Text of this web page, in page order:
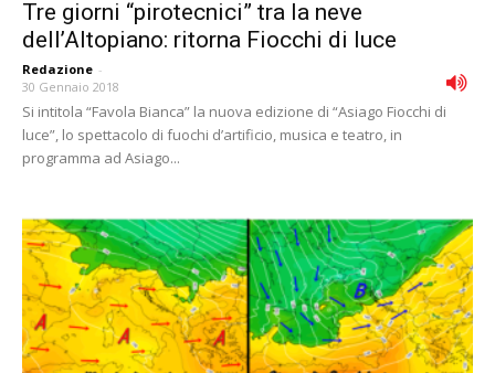
Tre giorni “pirotecnici” tra la neve
dell’Altopiano: ritorna Fiocchi di luce
Redazione -
30 Gennaio 2018
Si intitola “Favola Bianca” la nuova edizione di “Asiago Fiocchi di
luce”, lo spettacolo di fuochi d’artificio, musica e teatro, in
programma ad Asiago...